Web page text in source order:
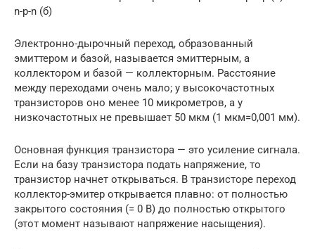
n-р-n (б)
Электронно-дырочный переход, образованный
эмиттером и базой, называется эмиттерным, а
коллектором и базой — коллекторным. Расстояние
между переходами очень мало; у высокочастотных
транзисторов оно менее 10 микрометров, а у
низкочастотных не превышает 50 мкм (1 мкм=0,001 мм).
Основная функция транзистора — это усиление сигнала.
Если на базу транзистора подать напряжение, то
транзистор начнет открываться. В транзисторе переход
коллектор-эмитер открывается плавно: от полностью
закрытого состояния (= 0 В) до полностью открытого
(этот момент называют напряжение насыщения).